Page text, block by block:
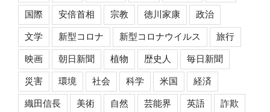
国際 安倍首相 宗教 徳川家康 政治
文学 新型コロナ 新型コロナウイルス 旅行
映画 朝日新聞 植物 歴史人 毎日新聞
災害 環境 社会 科学 米国 経済
織田信長 美術 自然 芸能界 英語 詐欺